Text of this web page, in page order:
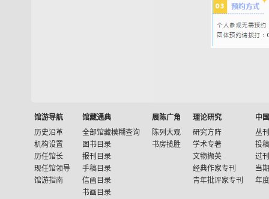
馆游导航
历史沿革
机构设置
历任馆长
现任馆领导
馆游指南
馆藏通典
全部馆藏模糊查询
图书目录
报刊目录
手稿目录
信函目录
书画目录
展陈广角
陈列大观
书房揽胜
理论研究
研究方阵
学术专著
文物撷英
经典作家专刊
青年批评家专刊
中
丛
投
过
当
年